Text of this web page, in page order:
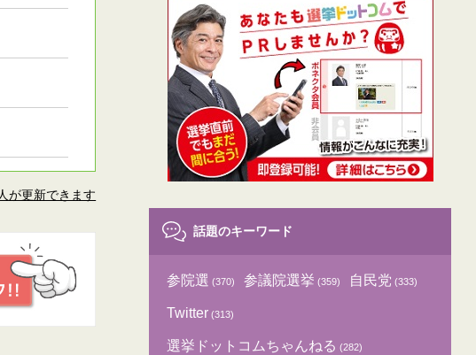
が更新できます
話題のキーワード
参院選 (370) 参議院選挙 (359) 自民党 (333)
Twitter (313)
選挙ドットコムちゃんねる (282)